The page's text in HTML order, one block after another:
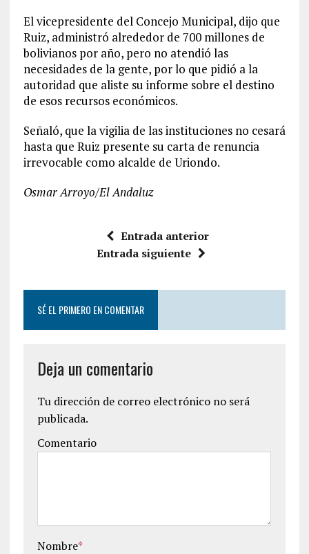
El vicepresidente del Concejo Municipal, dijo que
Ruiz, administró alrededor de 700 millones de
bolivianos por año, pero no atendió las
necesidades de la gente, por lo que pidió a la
autoridad que aliste su informe sobre el destino
de esos recursos económicos.
Señaló, que la vigilia de las instituciones no cesará
hasta que Ruiz presente su carta de renuncia
irrevocable como alcalde de Uriondo.
Osmar Arroyo/El Andaluz
Entrada anterior
Entrada siguiente
SÉ EL PRIMERO EN COMENTAR
Deja un comentario
Tu dirección de correo electrónico no será
publicada.
Comentario
Nombre*